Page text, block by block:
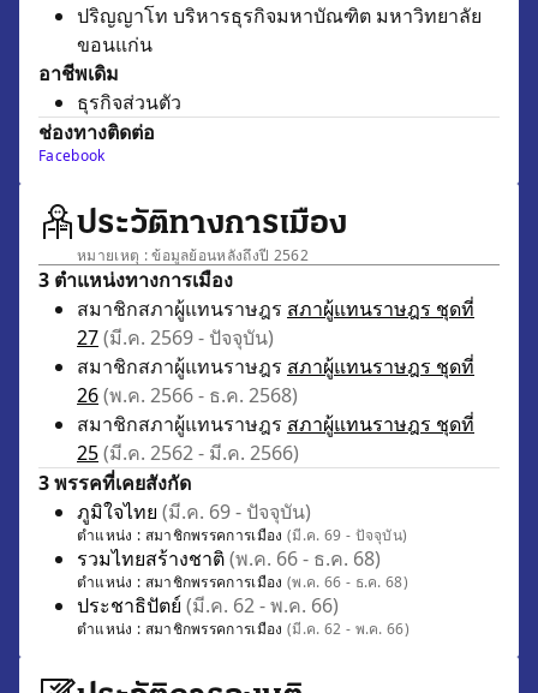
ปริญญาโท บริหารธุรกิจมหาบัณฑิต มหาวิทยาลัย
ขอนแก่น
อาชีพเดิม
ธุรกิจส่วนตัว
ช่องทางติดต่อ
Facebook
ประวัติทางการเมือง
หมายเหตุ : ข้อมูลย้อนหลังถึงปี 2562
3 ตำแหน่งทางการเมือง
สมาชิกสภาผู้แทนราษฎร สภาผู้แทนราษฎร ชุดที่
27(มี.ค. 2569 - ปัจจุบัน)
สมาชิกสภาผู้แทนราษฎร สภาผู้แทนราษฎร ชุดที่
26(พ.ค. 2566 - ธ.ค. 2568)
สมาชิกสภาผู้แทนราษฎร สภาผู้แทนราษฎร ชุดที่
25(มี.ค. 2562 - มี.ค. 2566)
3 พรรคที่เคยสังกัด
ภูมิใจไทย (มี.ค. 69 - ปัจจุบัน)
ตำแหน่ง : สมาชิกพรรคการเมือง(มี.ค. 69 - ปัจจุบัน)
รวมไทยสร้างชาติ(พ.ค. 66 - ธ.ค. 68)
ตำแหน่ง : สมาชิกพรรคการเมือง(พ.ค. 66 - ธ.ค. 68)
ประชาธิปัตย์ (มี.ค. 62 - พ.ค. 66)
ตำแหน่ง : สมาชิกพรรคการเมือง(มี.ค. 62 - พ.ค. 66)